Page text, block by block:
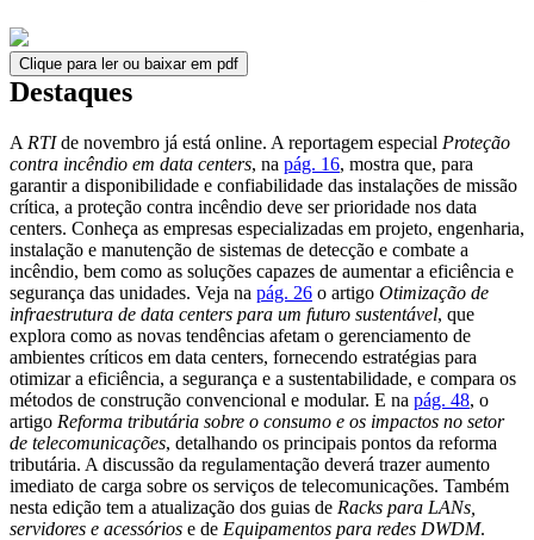
Clique para ler ou baixar em pdf
Destaques
A RTIde novembro já está online. A reportagem especial Proteção
contra incêndio em data centers, na pág. 16, mostra que, para
garantir a disponibilidade e confiabilidade das instalações de missão
crítica, a proteção contra incêndio deve ser prioridade nos data
centers. Conheça as empresas especializadas em projeto, engenharia,
instalação e manutenção de sistemas de detecção e combate a
incêndio, bem como as soluções capazes de aumentar a eficiência e
segurança das unidades. Veja na pág. 26 o artigo Otimização de
infraestrutura de data centers para um futuro sustentável, que
explora como as novas tendências afetam o gerenciamento de
ambientes críticos em data centers, fornecendo estratégias para
otimizar a eficiência, a segurança e a sustentabilidade, e compara os
métodos de construção convencional e modular. E na pág. 48, o
artigo Reforma tributária sobre o consumo e os impactos no setor
de telecomunicações, detalhando os principais pontos da reforma
tributária. A discussão da regulamentação deverá trazer aumento
imediato de carga sobre os serviços de telecomunicações. Também
nesta edição tem a atualização dos guias de Racks para LANs,
servidores e acessórios e de Equipamentos para redes DWDM.